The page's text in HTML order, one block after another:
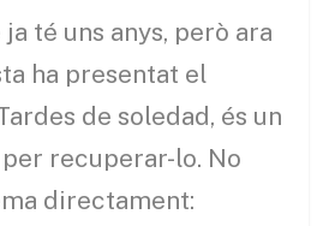
té uns anys, però ara
ha presentat el
de soledad, és un
recuperar-lo. No
directament: